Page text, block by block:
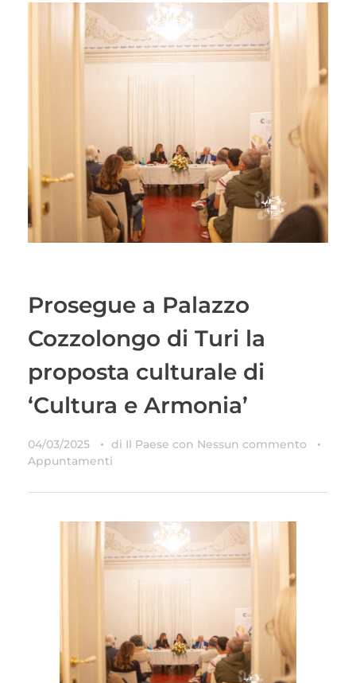
Prosegue a Palazzo
Cozzolongo di Turi la
proposta culturale di
‘Cultura e Armonia’
04/03/2025 di Il Paese con Nessun commento
Appuntamenti